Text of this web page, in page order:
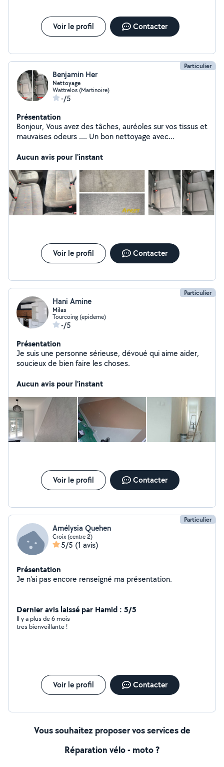
Voir le profil Contacter
Particulier
Benjamin Her
Nettoyage
Wattrelos (Martinoire)
-/5
Présentation
Bonjour, Vous avez des tâches, auréoles sur vos tissus et
mauvaises odeurs .... Un bon nettoyage avec
et ravivera les couleurs de vos tissus. Canapé,sièges de
en message Merci.
Aucun avis pour l'instant
Voir le profil Contacter
Particulier
Hani Amine
Milas
Tourcoing (epideme)
-/5
Présentation
Je suis une personne sérieuse, dévoué qui aime aider,
soucieux de bien faire les choses.
Aucun avis pour l'instant
Voir le profil Contacter
Particulier
Amélysia Quehen
Croix (centre 2)
5/5 (1 avis)
Présentation
Je n'ai pas encore renseigné ma présentation.
Dernier avis laissé par Hamid : 5/5
Il y a plus de 6 mois
tres bienveillante !
Voir le profil Contacter
Vous souhaitez proposer vos services de
Réparation vélo - moto ?